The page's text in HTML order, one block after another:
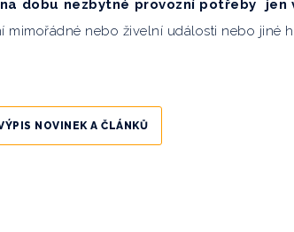
dobu nezbytné provozní potřeby jen
mimořádné nebo živelní události nebo jiné
NOVINEK A ČLÁNKŮ